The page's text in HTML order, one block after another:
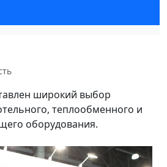
широкий выбор
теплообменного и
оборудования.